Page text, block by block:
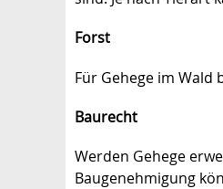
Forst
Für Gehege im
Baurecht
Werden Gehege
Baugenehmigung